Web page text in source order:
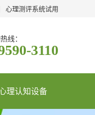
心理测评系统试用
线：
3110
理认知设备